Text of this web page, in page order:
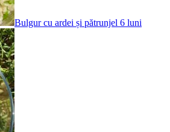
Bulgur cu ardei și pătrunjel 6 luni